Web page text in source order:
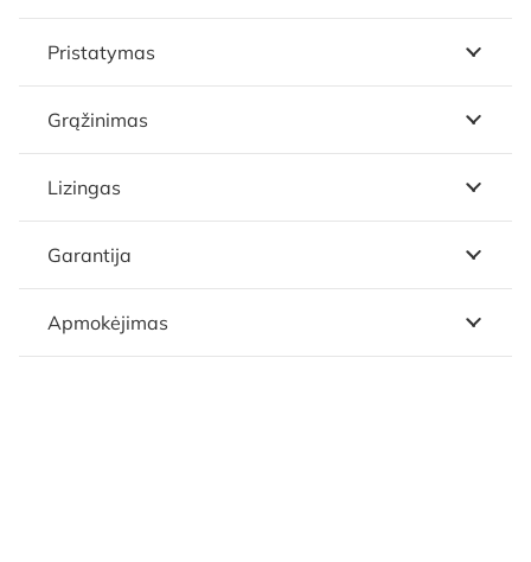
Pristatymas
Grąžinimas
Lizingas
Garantija
Apmokėjimas